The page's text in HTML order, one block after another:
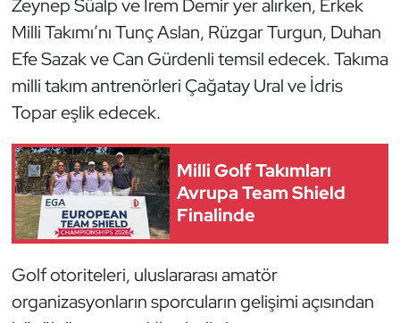
Zeynep Süalp ve İrem Demir yer alırken, Erkek
Milli Takımı’nı Tunç Aslan, Rüzgar Turgun, Duhan
Efe Sazak ve Can Gürdenli temsil edecek. Takıma
milli takım antrenörleri Çağatay Ural ve İdris
Topar eşlik edecek.
Milli Golf Takımları
Avrupa Team Shield
Finalinde
Golf otoriteleri, uluslararası amatör
organizasyonların sporcuların gelişimi açısından
Hava Sporları
Hentbol
İşitme Engelli Sporcular
Judo ve Kuraş
Kano ve Rafting
Karate
Kayak